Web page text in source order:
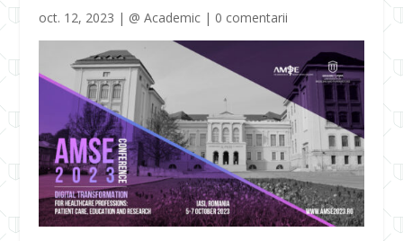
oct. 12, 2023 | @ Academic| 0 comentarii